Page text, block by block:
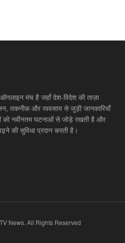
मंच है जहाँ देश-विदेश की ताज़ा
तकनीक और व्यवसाय से जुड़ी जानकारियाँ
को नवीनतम घटनाओं से जोड़े रखती है और
की सुविधा प्रदान करती है।
News. All Rights Reserved